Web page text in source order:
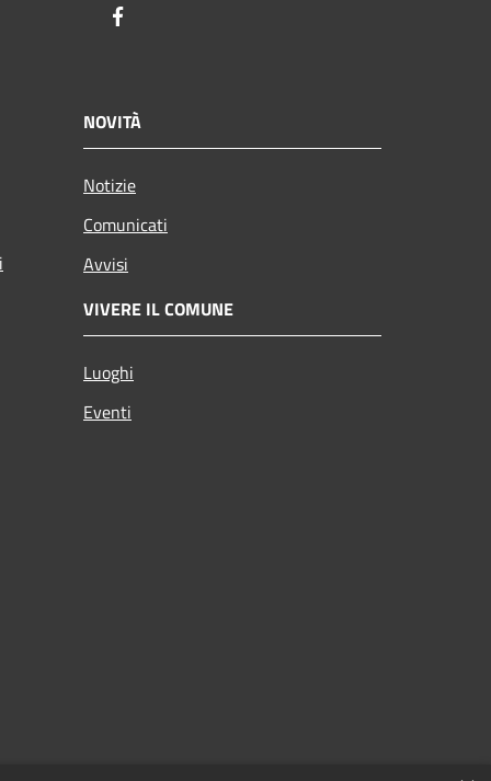
NOVITÀ
Notizie
Comunicati
Avvisi
VIVERE IL COMUNE
Luoghi
Eventi